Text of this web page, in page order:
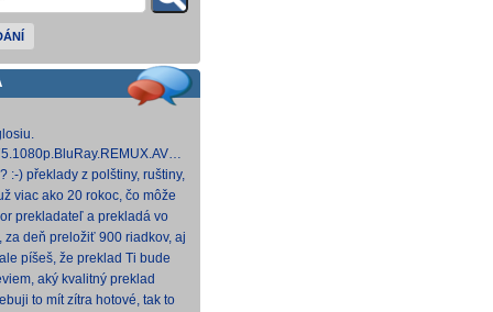
Dnes na WS.
:-) překlady z polštiny, ruštiny,
angličtiny (12-24 hod
viac ako 20 rokoc, čo môže
(pokojne aj nad 40, či 50).
prekladateľ a prekladá vo
a iné, nemal by to byť
za deň preložiť 900 riadkov, aj
plus úprava
píšeš, že preklad Ti bude
poctivý konvenčný preklad,
aký kvalitný preklad
to bude tvoj prvý (aspoň na
to mít zítra hotové, tak to